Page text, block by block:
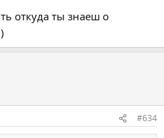
откуда ты знаеш о
#634